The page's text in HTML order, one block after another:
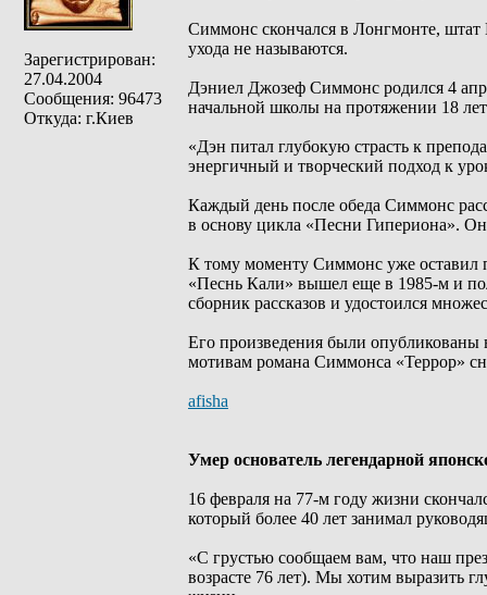
Зарегистрирован:
27.04.2004
Сообщения: 96473
Откуда: г.Киев
Симмонс скончался в Лонгмонте,
ухода не называются.
Дэниел Джозеф Симмонс родился 4
начальной школы на протяжении 18
«Дэн питал глубокую страсть к
энергичный и творческий подход к
Каждый день после обеда Симмонс
в основу цикла «Песни Гипериона».
К тому моменту Симмонс уже оставил
«Песнь Кали» вышел еще в 1985-м и
сборник рассказов и удостоился
Его произведения были
мотивам романа Симмонса «Террор»
afisha
Умер основатель легендарной
16 февраля на 77-м году жизни
который более 40 лет занимал
«С грустью сообщаем вам, что наш
возрасте 76 лет). Мы хотим выразить